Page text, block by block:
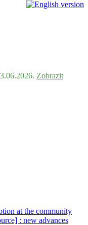
Zobrazit
at the community
: new advances